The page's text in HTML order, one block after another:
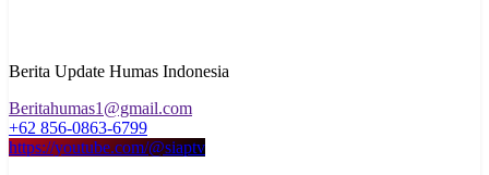
Berita Update Humas Indonesia
Beritahumas1@gmail.com
+62 856-0863-6799
https://youtube.com/@siaptv